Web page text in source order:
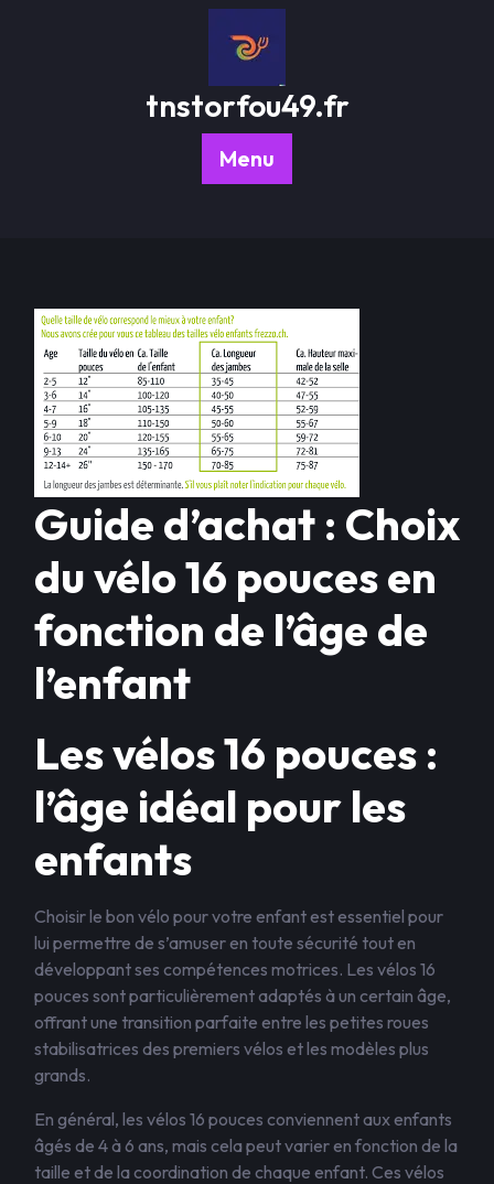
tnstorfou49.fr
Menu
Guide d’achat : Choix
du vélo 16 pouces en
fonction de l’âge de
l’enfant
Les vélos 16 pouces :
l’âge idéal pour les
enfants
Choisir le bon vélo pour votre enfant est essentiel pour
lui permettre de s’amuser en toute sécurité tout en
développant ses compétences motrices. Les vélos 16
pouces sont particulièrement adaptés à un certain âge,
offrant une transition parfaite entre les petites roues
stabilisatrices des premiers vélos et les modèles plus
grands.
En général, les vélos 16 pouces conviennent aux enfants
âgés de 4 à 6 ans, mais cela peut varier en fonction de la
taille et de la coordination de chaque enfant. Ces vélos